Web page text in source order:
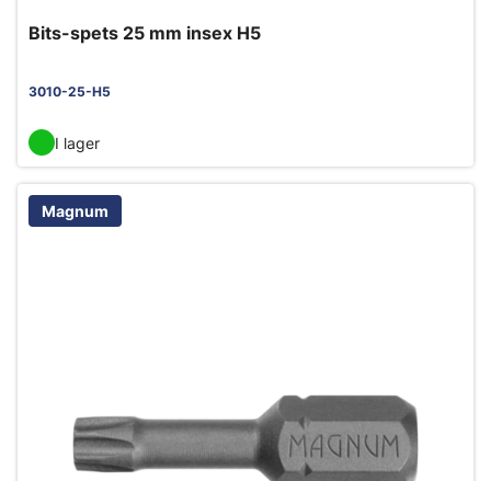
Bits-spets 25 mm insex H5
3010-25-H5
I lager
Magnum